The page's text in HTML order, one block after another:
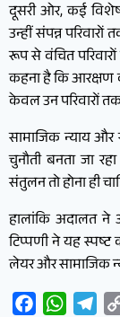
दूसरी ओर, कई
उन्हीं संपन्न
रूप से वंचित
कहना है कि आरक्षण
केवल उन परिवारों
सामाजिक न्याय
चुनौती बनता जा
संतुलन तो होना ही
हालांकि अदालत ने
टिप्पणी ने यह
लेयर और सामाजिक
Facebook